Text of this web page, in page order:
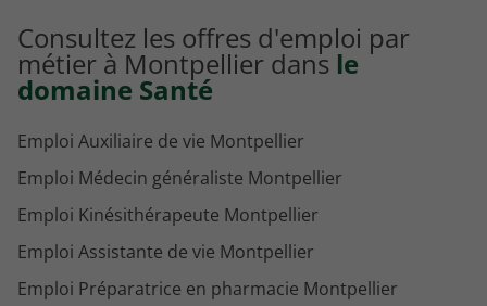
Consultez les offres d'emploi par
métier à Montpellier dans le
domaine Santé
Emploi Auxiliaire de vie Montpellier
Emploi Médecin généraliste Montpellier
Emploi Kinésithérapeute Montpellier
Emploi Assistante de vie Montpellier
Emploi Préparatrice en pharmacie Montpellier